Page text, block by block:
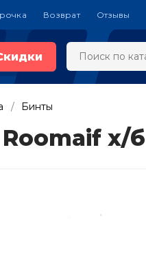
Возврат Отзывы
Бинты
х/